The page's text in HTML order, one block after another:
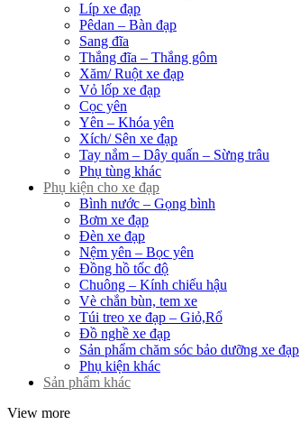
Líp xe đạp
Pêdan – Bàn đạp
Sang đĩa
Thắng đĩa – Thắng gôm
Xăm/ Ruột xe đạp
Vỏ lốp xe đạp
Cọc yên
Yên – Khóa yên
Xích/ Sên xe đạp
Tay nắm – Dây quấn – Sừng trâu
Phụ tùng khác
Phụ kiện cho xe đạp
Bình nước – Gọng bình
Bơm xe đạp
Đèn xe đạp
Nệm yên – Bọc yên
Đồng hồ tốc độ
Chuông – Kính chiếu hậu
Vè chắn bùn, tem xe
Túi treo xe đạp – Giỏ,Rổ
Đồ nghề xe đạp
Sản phẩm chăm sóc bảo dưỡng xe đạp
Phụ kiện khác
Sản phẩm khác
View more